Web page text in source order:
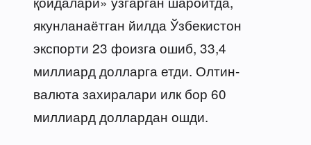
якунланаётган йилда Ўзбекистон
экспорти 23 фоизга ошиб, 33,4
миллиард долларга етди. Олтин-
валюта захиралари илк бор 60
миллиард доллардан ошди.